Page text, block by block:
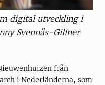
digital utveckling i
Svennås-Gillner
från
i Nederländerna, som